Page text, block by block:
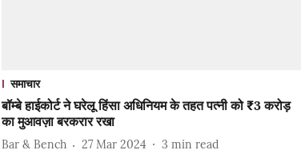
समाचार
बॉम्बे हाईकोर्ट ने घरेलू हिंसा अधिनियम के तहत पत्नी को ₹3 करोड़
का मुआवज़ा बरकरार रखा
Bar & Bench 27 Mar 2024 3 min read